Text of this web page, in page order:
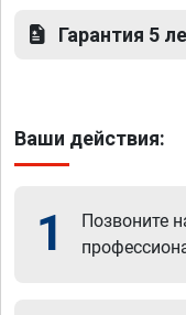
Гарантия 5
Ваши действия:
1 Позвоните